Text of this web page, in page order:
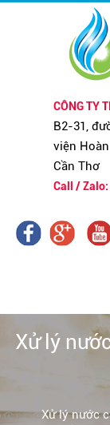
CÔNG TY
B2-31,
viện Hoàn
Cần Thơ
Call / Zalo:
Xử lý
Xử lý nước